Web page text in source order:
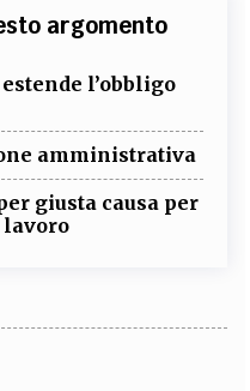
argomento
l’obbligo
amministrativa
giusta causa per
lavoro